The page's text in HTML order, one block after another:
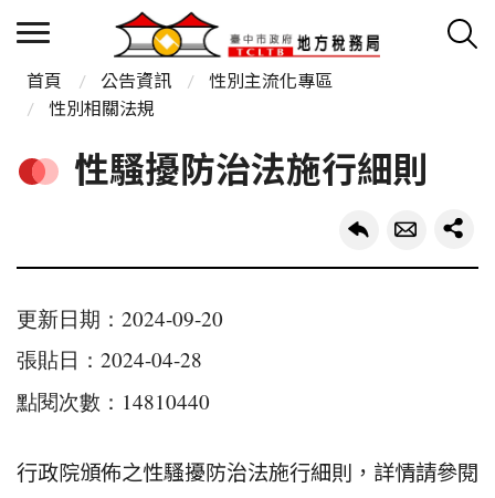
首頁 公告資訊
性別主流化專區
性別相關法規
性騷擾防治法施行細則
更新日期：2024-09-20
張貼日：2024-04-28
點閱次數：14810440
行政院頒佈之性騷擾防治法施行細則，詳情請參閱